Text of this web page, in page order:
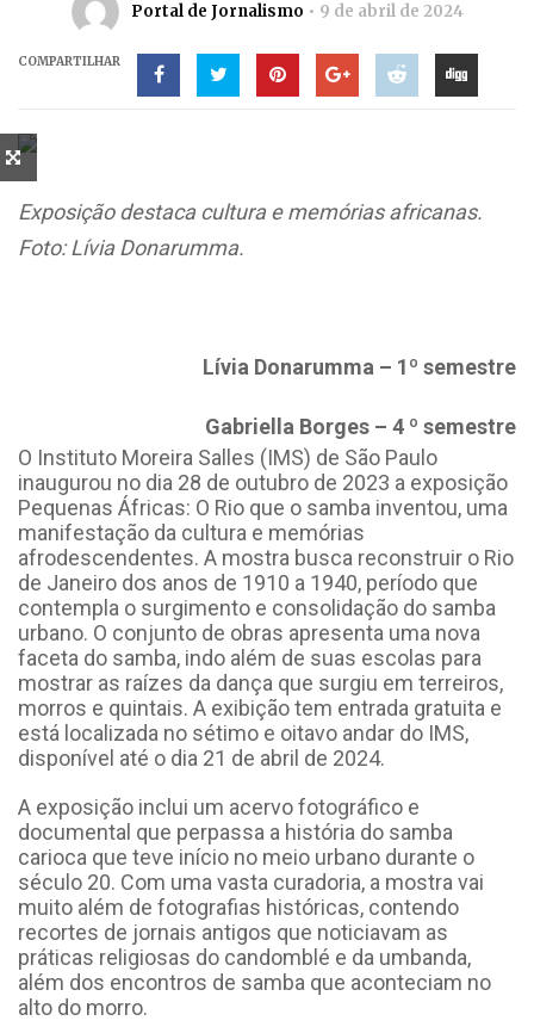
Portal de Jornalismo 9 de abril de 2024
COMPARTILHAR
Exposição destaca cultura e memórias africanas.
Foto: Lívia Donarumma.
Lívia Donarumma – 1º semestre
Gabriella Borges – 4 º semestre
O Instituto Moreira Salles (IMS) de São Paulo
inaugurou no dia 28 de outubro de 2023 a exposição
Pequenas Áfricas: O Rio que o samba inventou, uma
manifestação da cultura e memórias
afrodescendentes. A mostra busca reconstruir o Rio
de Janeiro dos anos de 1910 a 1940, período que
contempla o surgimento e consolidação do samba
urbano. O conjunto de obras apresenta uma nova
faceta do samba, indo além de suas escolas para
mostrar as raízes da dança que surgiu em terreiros,
morros e quintais. A exibição tem entrada gratuita e
está localizada no sétimo e oitavo andar do IMS,
disponível até o dia 21 de abril de 2024.
A exposição inclui um acervo fotográfico e
documental que perpassa a história do samba
carioca que teve início no meio urbano durante o
século 20. Com uma vasta curadoria, a mostra vai
muito além de fotografias históricas, contendo
recortes de jornais antigos que noticiavam as
práticas religiosas do candomblé e da umbanda,
além dos encontros de samba que aconteciam no
alto do morro.